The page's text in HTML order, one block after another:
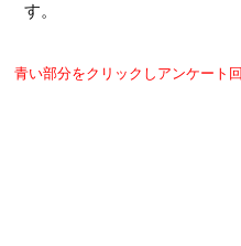
す。
青い部分をクリックしアンケート